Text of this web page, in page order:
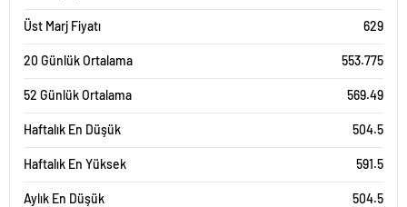
Üst Marj Fiyatı 629
20 Günlük Ortalama 553.775
52 Günlük Ortalama 569.49
Haftalık En Düşük 504.5
Haftalık En Yüksek 591.5
Aylık En Düşük 504.5